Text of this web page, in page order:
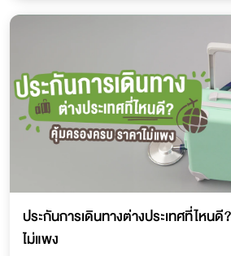
ประกันการเดินทางต่างประเทศที่ไหน
ไม่แพง